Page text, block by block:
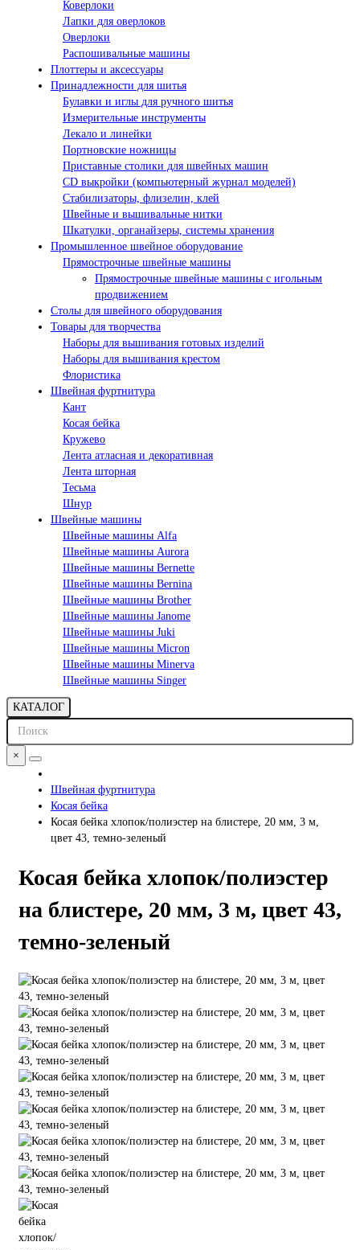
Коверлоки
Лапки для оверлоков
Оверлоки
Распошивальные машины
Плоттеры и аксессуары
Принадлежности для шитья
Булавки и иглы для ручного шитья
Измерительные инструменты
Лекало и линейки
Портновские ножницы
Приставные столики для швейных машин
СD выкройки (компьютерный журнал моделей)
Стабилизаторы, флизелин, клей
Швейные и вышивальные нитки
Шкатулки, органайзеры, системы хранения
Промышленное швейное оборудование
Прямострочные швейные машины
Прямострочные швейные машины с игольным
продвижением
Столы для швейного оборудования
Товары для творчества
Наборы для вышивания готовых изделий
Наборы для вышивания крестом
Флористика
Швейная фуртнитура
Кант
Косая бейка
Кружево
Лента aтласная и декоративная
Лента шторная
Тесьма
Шнур
Швейные машины
Швейные машины Alfa
Швейные машины Aurora
Швейные машины Bernette
Швейные машины Bernina
Швейные машины Brother
Швейные машины Janome
Швейные машины Juki
Швейные машины Micron
Швейные машины Minerva
Швейные машины Singer
КАТАЛОГ
×
Швейная фуртнитура
Косая бейка
Косая бейка хлопок/полиэстер на блистере, 20 мм, 3 м,
цвет 43, темно-зеленый
Косая бейка хлопок/полиэстер
на блистере, 20 мм, 3 м, цвет 43,
темно-зеленый